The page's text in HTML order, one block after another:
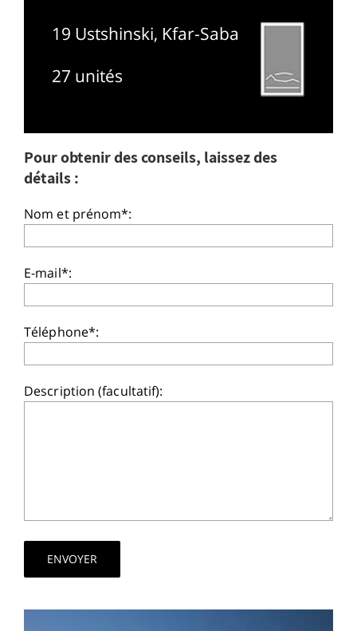
19 Ustshinski, Kfar-Saba
27 unités
Pour obtenir des conseils, laissez des
détails :
Nom et prénom*:
E-mail*:
Téléphone*:
Description (facultatif):